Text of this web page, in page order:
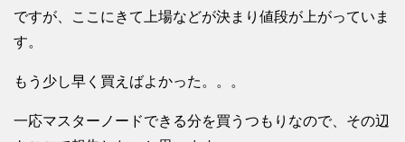
ですが、ここにきて上場などが決まり値段が上がっていま
す。
もう少し早く買えばよかった。。。
一応マスターノードできる分を買うつもりなので、その辺